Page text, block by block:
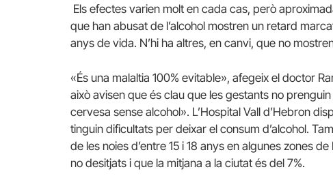
Els efectes varien molt en cada cas, però
que han abusat de l’alcohol mostren un retard
anys de vida. N’hi ha altres, en canvi, que no
«És una malaltia 100% evitable», afegeix el doctor
això avisen que és clau que les gestants no
cervesa sense alcohol». L’Hospital Vall d’Hebron
tinguin dificultats per deixar el consum d’alcohol.
de les noies d’entre 15 i 18 anys en algunes zones
no desitjats i que la mitjana a la ciutat és del 7%.